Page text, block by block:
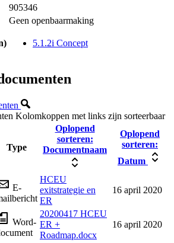
905346
Geen openbaarmaking
5.1.2i Concept
Kolomkoppen met links zijn sorteerbaar
Type
Oplopend
sorteren:
Documentnaam
Oplopend
sorteren:
Datum
E-
HCEU
exitstrategie en
ER
16 april 2020
Word-
20200417 HCEU
ER +
Roadmap.docx
16 april 2020